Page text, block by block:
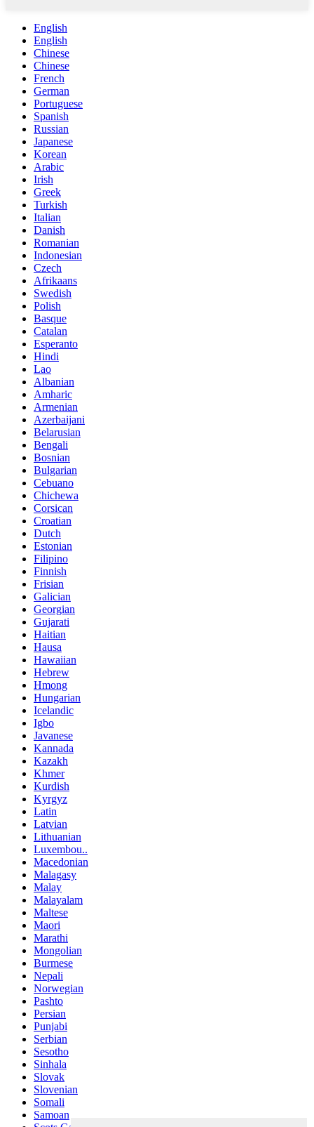
English
English
Chinese
Chinese
French
German
Portuguese
Spanish
Russian
Japanese
Korean
Arabic
Irish
Greek
Turkish
Italian
Danish
Romanian
Indonesian
Czech
Afrikaans
Swedish
Polish
Basque
Catalan
Esperanto
Hindi
Lao
Albanian
Amharic
Armenian
Azerbaijani
Belarusian
Bengali
Bosnian
Bulgarian
Cebuano
Chichewa
Corsican
Croatian
Dutch
Estonian
Filipino
Finnish
Frisian
Galician
Georgian
Gujarati
Haitian
Hausa
Hawaiian
Hebrew
Hmong
Hungarian
Icelandic
Igbo
Javanese
Kannada
Kazakh
Khmer
Kurdish
Kyrgyz
Latin
Latvian
Lithuanian
Luxembou..
Macedonian
Malagasy
Malay
Malayalam
Maltese
Maori
Marathi
Mongolian
Burmese
Nepali
Norwegian
Pashto
Persian
Punjabi
Serbian
Sesotho
Sinhala
Slovak
Slovenian
Somali
Samoan